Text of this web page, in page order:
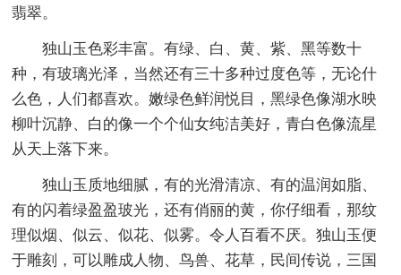
翡翠。
独山玉色彩丰富。有绿、白、黄、紫、黑等数十
种，有玻璃光泽，当然还有三十多种过度色等，无论什
么色，人们都喜欢。嫩绿色鲜润悦目，黑绿色像湖水映
柳叶沉静、白的像一个个仙女纯洁美好，青白色像流星
从天上落下来。
独山玉质地细腻，有的光滑清凉、有的温润如脂、
有的闪着绿盈盈玻光，还有俏丽的黄，你仔细看，那纹
理似烟、似云、似花、似雾。令人百看不厌。独山玉便
于雕刻，可以雕成人物、鸟兽、花草，民间传说，三国